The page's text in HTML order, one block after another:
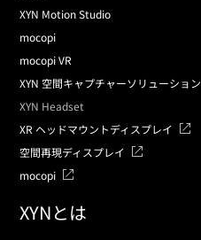
XYN Motion Studio
mocopi
mocopi VR
XYN 空間キャプチャーソリューション
XYN Headset
XR ヘッドマウントディスプレイ
空間再現ディスプレイ
mocopi
XYNとは